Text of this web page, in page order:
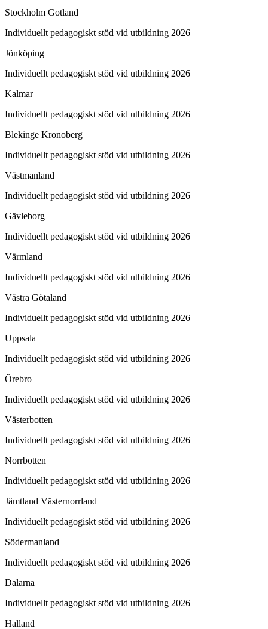
Stockholm Gotland
Individuellt pedagogiskt stöd vid utbildning 2026
Jönköping
Individuellt pedagogiskt stöd vid utbildning 2026
Kalmar
Individuellt pedagogiskt stöd vid utbildning 2026
Blekinge Kronoberg
Individuellt pedagogiskt stöd vid utbildning 2026
Västmanland
Individuellt pedagogiskt stöd vid utbildning 2026
Gävleborg
Individuellt pedagogiskt stöd vid utbildning 2026
Värmland
Individuellt pedagogiskt stöd vid utbildning 2026
Västra Götaland
Individuellt pedagogiskt stöd vid utbildning 2026
Uppsala
Individuellt pedagogiskt stöd vid utbildning 2026
Örebro
Individuellt pedagogiskt stöd vid utbildning 2026
Västerbotten
Individuellt pedagogiskt stöd vid utbildning 2026
Norrbotten
Individuellt pedagogiskt stöd vid utbildning 2026
Jämtland Västernorrland
Individuellt pedagogiskt stöd vid utbildning 2026
Södermanland
Individuellt pedagogiskt stöd vid utbildning 2026
Dalarna
Individuellt pedagogiskt stöd vid utbildning 2026
Halland